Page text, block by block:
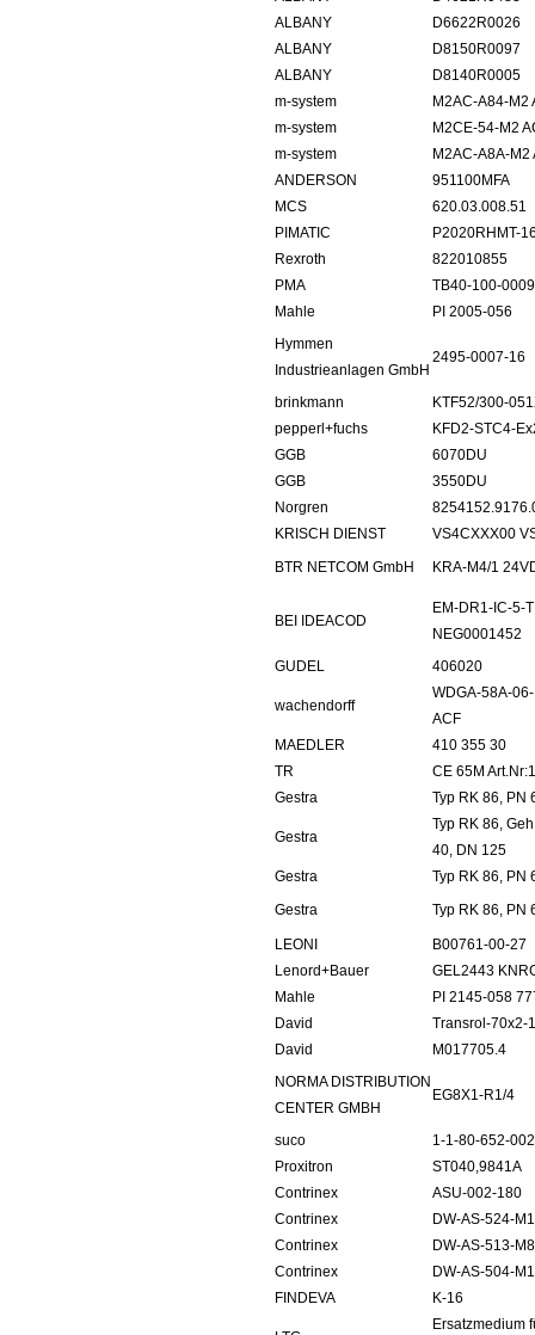
ALBANY
D6622R0026
ALBANY
D8150R0097
ALBANY
D8140R0005
m-system
M2AC-A84-M2
m-system
M2CE-54-M2
m-system
M2AC-A8A-M2
ANDERSON
951100MFA
MCS
620.03.008.51
PIMATIC
P2020RHMT-
Rexroth
822010855
PMA
TB40-100-
Mahle
PI 2005-056
Hymmen
Industrieanlagen GmbH
2495-0007-16
brinkmann
KTF52/300-
pepperl+fuchs
KFD2-STC4-
GGB
6070DU
GGB
3550DU
Norgren
KRISCH DIENST
VS4CXXX00
BTR NETCOM GmbH
KRA-M4/1
BEI IDEACOD
EM-DR1-IC-5-
NEG0001452
GUDEL
406020
wachendorff
WDGA-58A-
ACF
MAEDLER
410 355 30
TR
CE 65M
Gestra
Typ RK 86, PN
Gestra
Typ RK 86,
40, DN 125
Gestra
Typ RK 86, PN
Gestra
Typ RK 86, PN
LEONI
B00761-00-27
Lenord+Bauer
GEL2443
Mahle
PI 2145-058
David
Transrol-70x2-
David
M017705.4
NORMA DISTRIBUTION
CENTER GMBH
EG8X1-R1/4
suco
1-1-80-652-002
Proxitron
ST040,9841A
Contrinex
ASU-002-180
Contrinex
DW-AS-524-
Contrinex
DW-AS-513-
Contrinex
DW-AS-504-
FINDEVA
K-16
Ersatzmedium